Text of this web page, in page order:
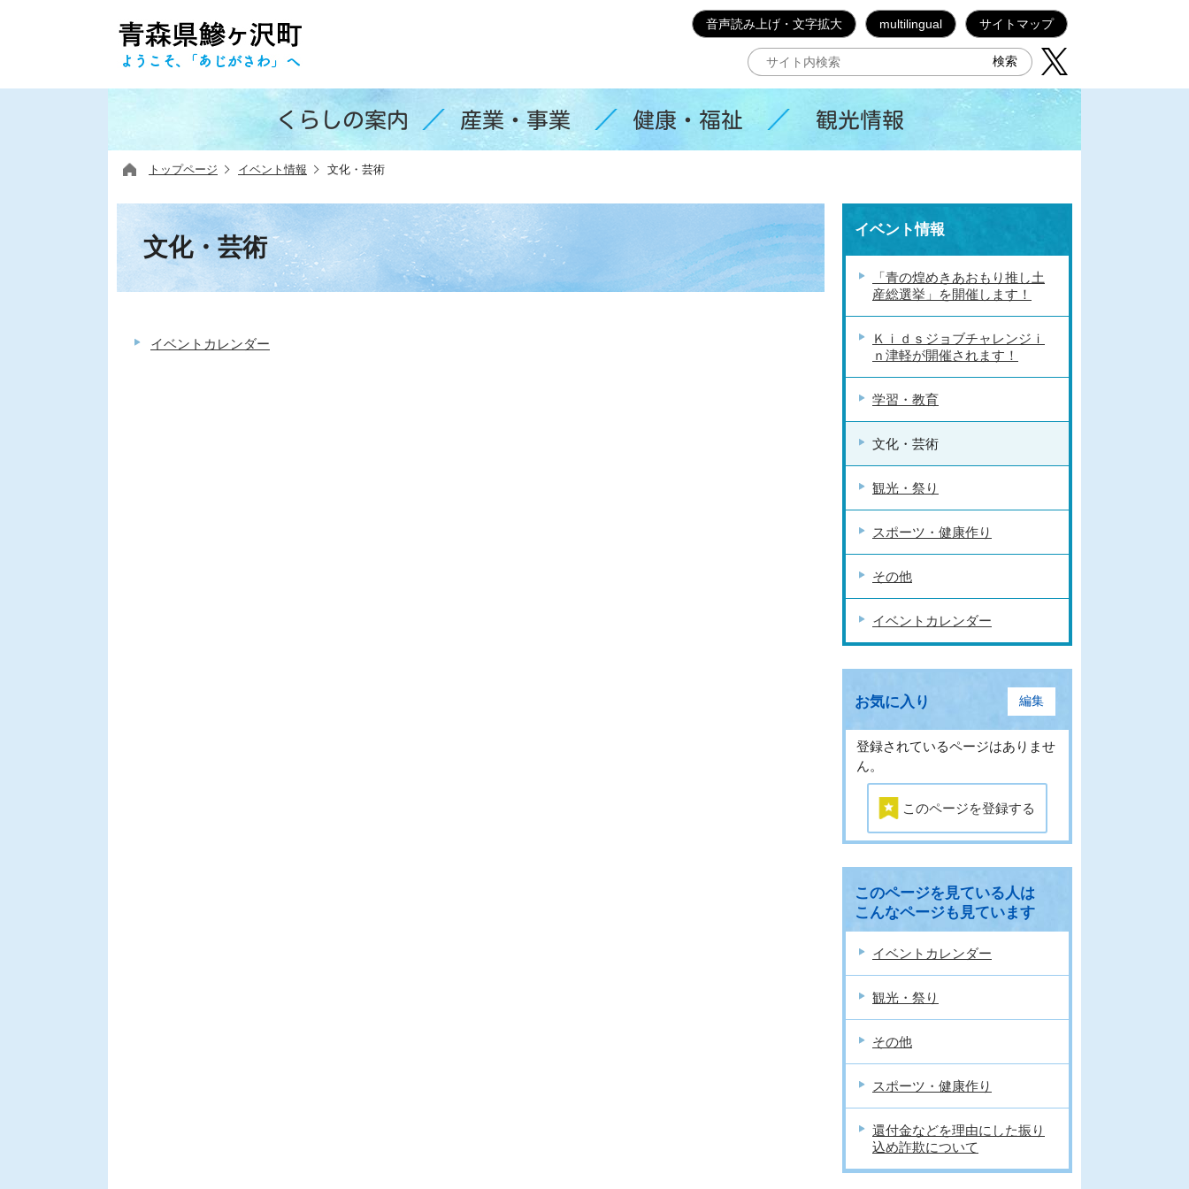
音声読み上げ・文字拡大 multilingual サイトマップ
くらしの案内 産業・事業 健康・福祉 観光情報
トップページ イベント情報 文化・芸術
文化・芸術
イベントカレンダー
イベント情報
「青の煌めきあおもり推し土
産総選挙」を開催します！
Ｋｉｄｓジョブチャレンジｉ
ｎ津軽が開催されます！
学習・教育
文化・芸術
観光・祭り
スポーツ・健康作り
その他
イベントカレンダー
お気に入り 編集
登録されているページはありませ
ん。
このページを登録する
このページを見ている人は
こんなページも見ています
イベントカレンダー
観光・祭り
その他
スポーツ・健康作り
還付金などを理由にした振り
込め詐欺について